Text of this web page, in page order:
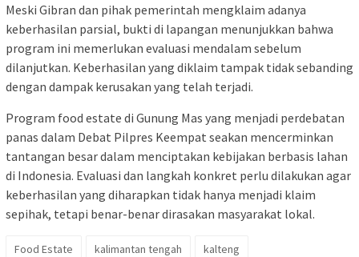
Meski Gibran dan pihak pemerintah mengklaim adanya
keberhasilan parsial, bukti di lapangan menunjukkan bahwa
program ini memerlukan evaluasi mendalam sebelum
dilanjutkan. Keberhasilan yang diklaim tampak tidak sebanding
dengan dampak kerusakan yang telah terjadi.
Program food estate di Gunung Mas yang menjadi perdebatan
panas dalam Debat Pilpres Keempat seakan mencerminkan
tantangan besar dalam menciptakan kebijakan berbasis lahan
di Indonesia. Evaluasi dan langkah konkret perlu dilakukan agar
keberhasilan yang diharapkan tidak hanya menjadi klaim
sepihak, tetapi benar-benar dirasakan masyarakat lokal.
Food Estate kalimantan tengah kalteng